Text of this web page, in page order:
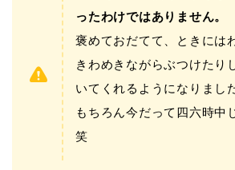
ったわけではありません。
褒めておだてて、ときには
きわめきながらぶつけたり
いてくれるようになりまし
もちろん今だって四六時中
笑